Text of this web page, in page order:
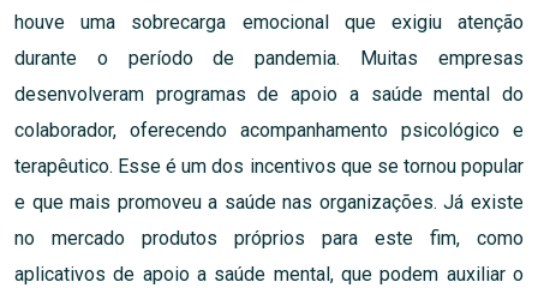
houve uma sobrecarga emocional que exigiu atenção
durante o período de pandemia. Muitas empresas
desenvolveram programas de apoio a saúde mental do
colaborador, oferecendo acompanhamento psicológico e
terapêutico. Esse é um dos incentivos que se tornou popular
e que mais promoveu a saúde nas organizações. Já existe
no mercado produtos próprios para este fim, como
aplicativos de apoio a saúde mental, que podem auxiliar o